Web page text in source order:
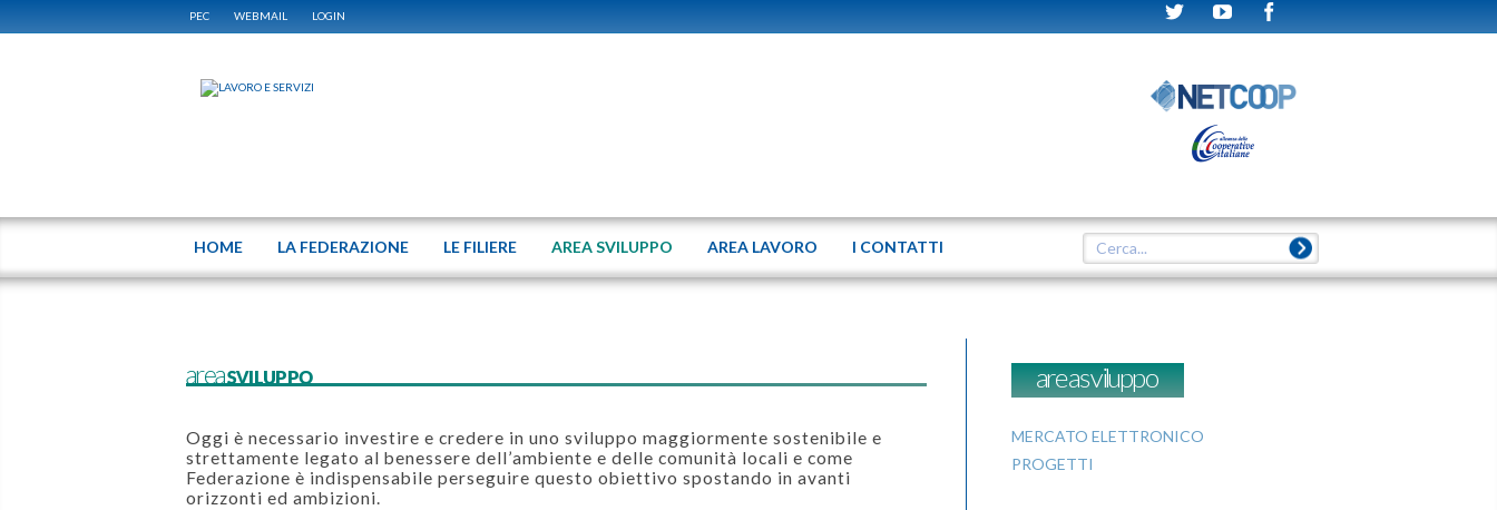
PEC WEBMAIL LOGIN
HOME LA FEDERAZIONE LE FILIERE AREA SVILUPPO AREA LAVORO I CONTATTI
areaSVILUPPO
Oggi è necessario investire e credere in uno sviluppo maggiormente sostenibile e
strettamente legato al benessere dell’ambiente e delle comunità locali e come
Federazione è indispensabile perseguire questo obiettivo spostando in avanti
orizzonti ed ambizioni.
areasviluppo
MERCATO ELETTRONICO
PROGETTI